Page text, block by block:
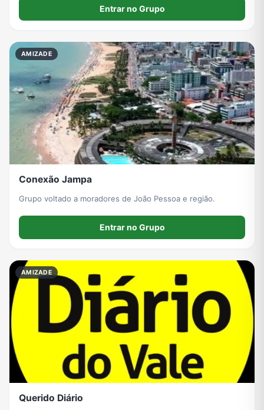
Entrar no Grupo
AMIZADE
Conexão Jampa
Grupo voltado a moradores de João Pessoa e região.
Entrar no Grupo
AMIZADE
Querido Diário